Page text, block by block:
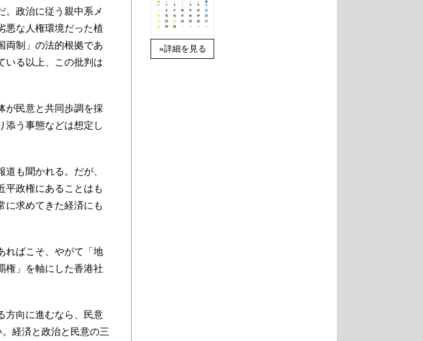
政治に従う親中系メ
悪な人権環境だった植
両制」の法的根拠であ
いる以上、この批判は
が民意と共同歩調を採
添う事態などは想定し
も聞かれる。だが、
平政権にあることはも
に求めてきた経済にも
ればこそ、やがて「地
権」を軸にした香港社
方向に進むなら、民意
経済と政治と民意の三
»詳細を見る